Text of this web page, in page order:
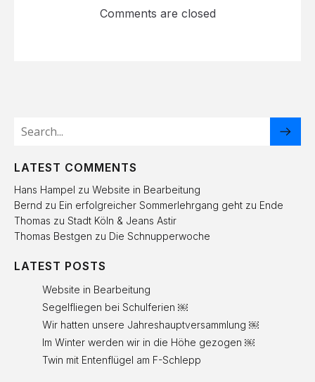
Comments are closed
LATEST COMMENTS
Hans Hampel zu Website in Bearbeitung
Bernd zu Ein erfolgreicher Sommerlehrgang geht zu Ende
Thomas zu Stadt Köln & Jeans Astir
Thomas Bestgen zu Die Schnupperwoche
LATEST POSTS
Website in Bearbeitung
Segelfliegen bei Schulferien ￼
Wir hatten unsere Jahreshauptversammlung ￼
Im Winter werden wir in die Höhe gezogen ￼
Twin mit Entenflügel am F-Schlepp